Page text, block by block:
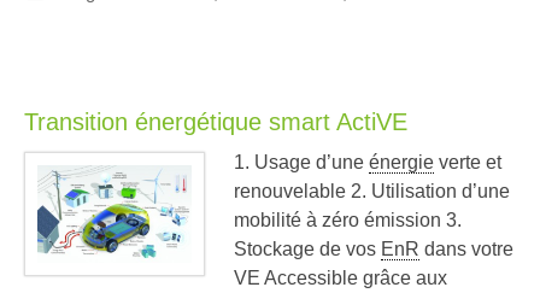
Transition énergétique smart ActiVE
1. Usage d’une énergie verte et
renouvelable 2. Utilisation d’une
mobilité à zéro émission 3.
Stockage de vos EnR dans votre
VE Accessible grâce aux